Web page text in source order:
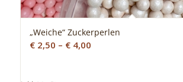
„Weiche“ Zuckerperlen
€2,50 – €4,00